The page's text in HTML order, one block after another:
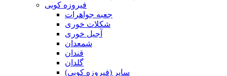
فیروزه کوبی
جعبه جواهرات
شکلات خوری
آجیل خوری
شمعدان
قندان
گلدان
سایر (فیروزه کوبی)